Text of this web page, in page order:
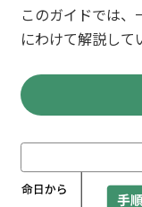
このガイドでは、
にわけて解説して